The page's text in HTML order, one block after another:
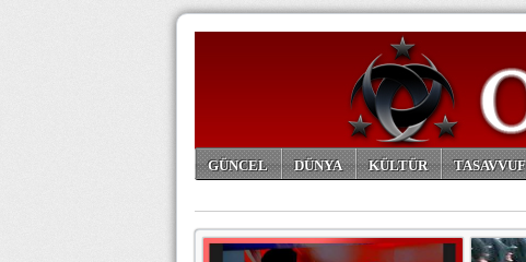
GÜNCEL DÜNYA KÜLTÜR TASAVVUF